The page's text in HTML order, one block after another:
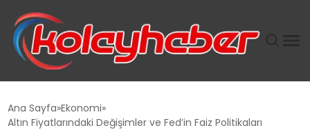
Ana Sayfa Ekonomi
Altın Fiyatlarındaki Değişimler ve Fed’in Faiz Politikaları